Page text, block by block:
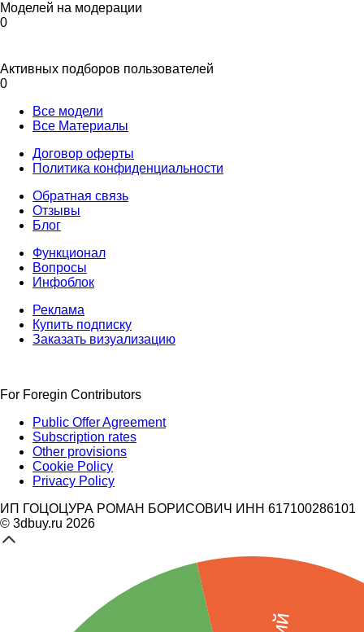
Моделей на модерации
0
Активных подборов пользователей
0
Все модели
Все Материалы
Договор оферты
Политика конфиденциальности
Обратная связь
Отзывы
Блог
Функционал
Вопросы
Инфоблок
Реклама
Купить подписку
Заказать визуализацию
For Foregin Contributors
Public Offer Agreement
Subscription rates
Other provisions
Cookie Policy
Privacy Policy
ИП ГОЦОЦУРА РОМАН БОРИСОВИЧ ИНН 617100286101
© 3dbuy.ru 2026